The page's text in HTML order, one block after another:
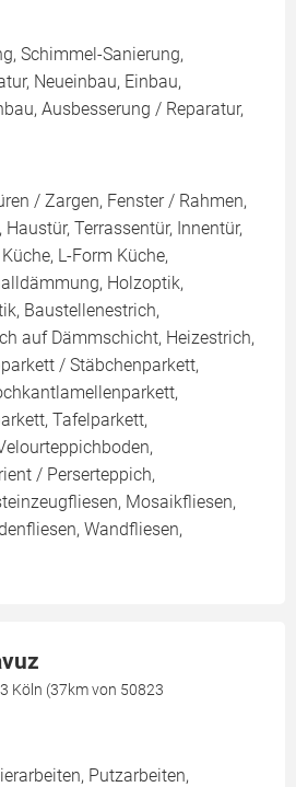
Schimmel-Sanierung,
Neueinbau, Einbau,
Ausbesserung / Reparatur,
/ Zargen, Fenster / Rahmen,
Terrassentür, Innentür,
L-Form Küche,
Holzoptik,
Baustellenestrich,
auf Dämmschicht, Heizestrich,
/ Stäbchenparkett,
Tafelparkett,
/ Perserteppich,
Mosaikfliesen,
Wandfliesen,
Köln (37km von 50823
Putzarbeiten,